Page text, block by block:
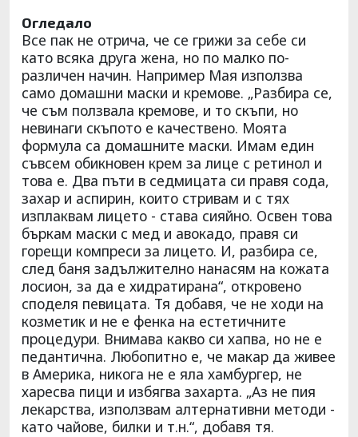
Огледало
Все пак не отрича, че се грижи за себе си
като всяка друга жена, но по малко по-
различен начин. Например Мая използва
само домашни маски и кремове. „Разбира се,
че съм ползвала кремове, и то скъпи, но
невинаги скъпото е качествено. Моята
формула са домашните маски. Имам един
съвсем обикновен крем за лице с ретинол и
това е. Два пъти в седмицата си правя сода,
захар и аспирин, които стривам и с тях
изплаквам лицето - става сияйно. Освен това
бъркам маски с мед и авокадо, правя си
горещи компреси за лицето. И, разбира се,
след баня задължително нанасям на кожата
лосион, за да е хидратирана“, откровено
споделя певицата. Тя добавя, че не ходи на
козметик и не е фенка на естетичните
процедури. Внимава какво си хапва, но не е
педантична. Любопитно е, че макар да живее
в Америка, никога не е яла хамбургер, не
харесва пици и избягва захарта. „Аз не пия
лекарства, използвам алтернативни методи -
като чайове, билки и т.н.“, добавя тя.